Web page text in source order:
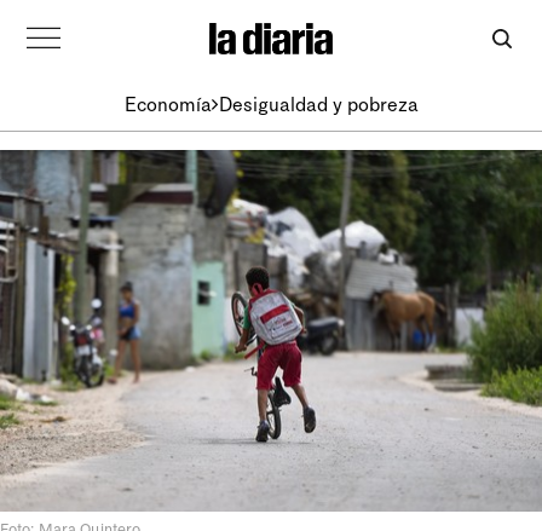
Economía Desigualdad y pobreza